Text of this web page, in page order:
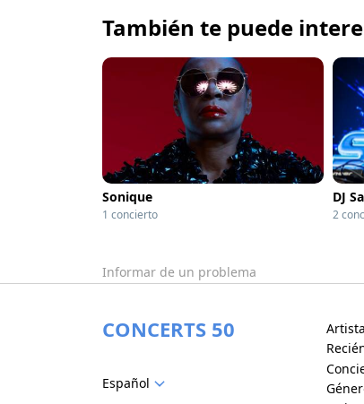
También te puede
Sonique
1 concierto
DJ
2
Informar de un problema
CONCERTS 50
Español